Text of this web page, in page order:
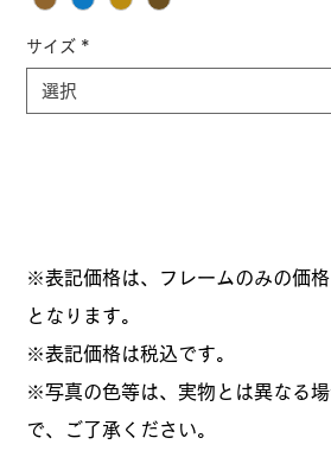
サイズ *
※表記価格は、フレームのみの価格
となります。
​※表記価格は税込です。
※写真の色等は、実物とは異なる
で、ご了承ください。